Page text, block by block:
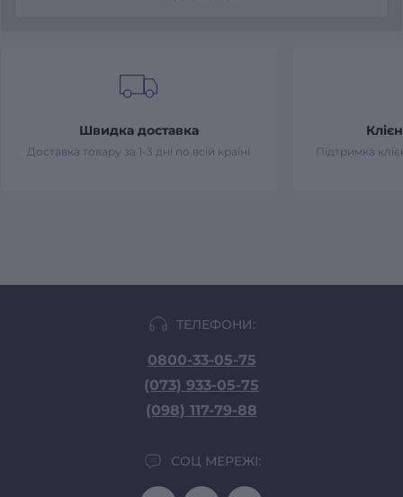
Швидка доставка
Доставка товару за 1-3 дні по всій країні Підтримка
ТЕЛЕФОНИ:
0800-33-05-75
(073) 933-05-75
(098) 117-79-88
СОЦ МЕРЕЖІ: